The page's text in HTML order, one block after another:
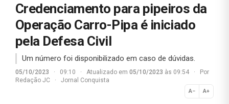
Credenciamento para pipeiros da
Operação Carro-Pipa é iniciado
pela Defesa Civil
Um número foi disponibilizado em caso de dúvidas.
05/10/2023 · 09:10 · Atualizado em 05/10/2023 às 09:54 ·
Por
Redação JC
· Jornal Conquista
A− A+
Normal